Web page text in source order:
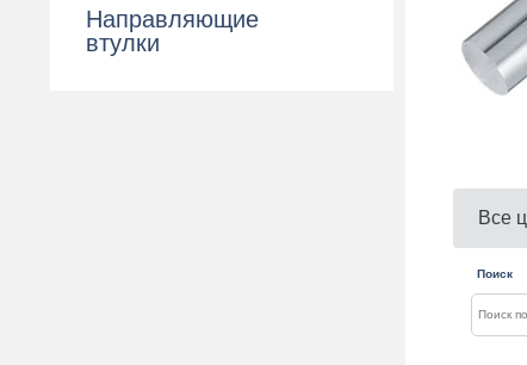
Направляющие
втулки
Все
Поиск